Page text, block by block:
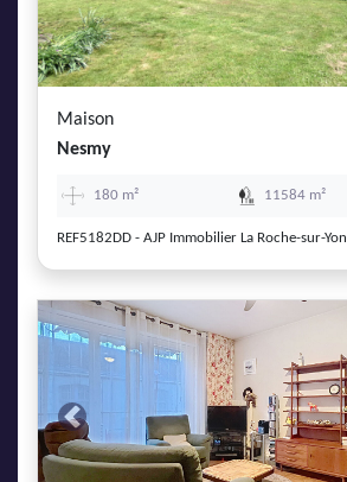
Maison
Nesmy
180 m² 11584 m²
REF5182DD - AJP Immobilier La Roche-sur-Yon
Previous